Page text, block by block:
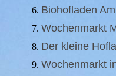
Biohofladen
Wochenmarkt
Der kleine
Wochenmarkt